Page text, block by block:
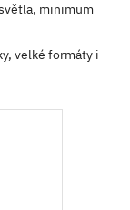
minimum
velké formáty i